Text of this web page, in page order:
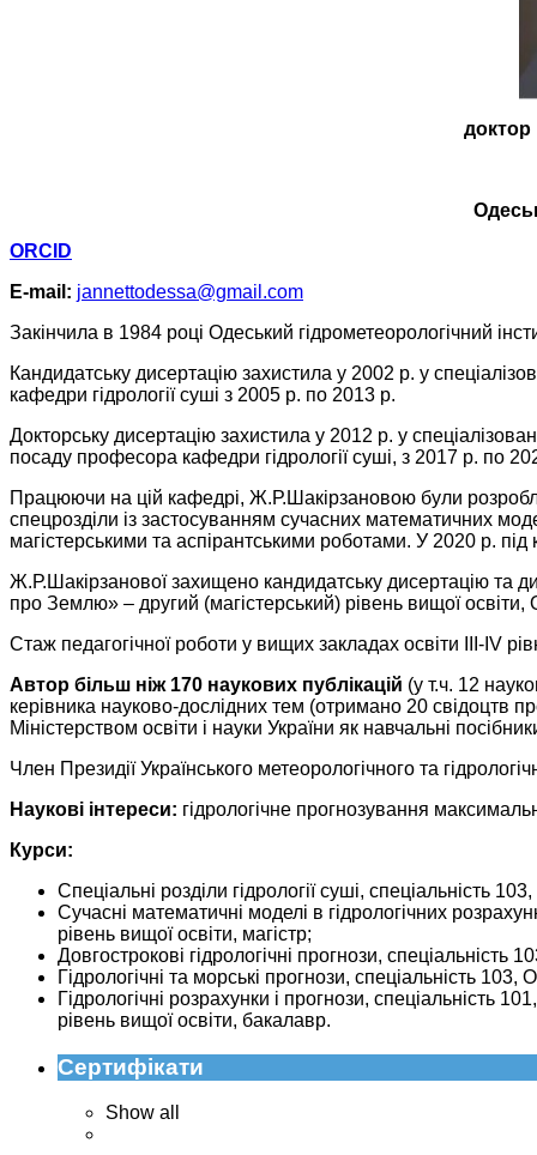
доктор
ORCID
E-mail: jannettodessa@gmail.com
Закінчила в 1984 році Одеський гідрометеорологічний
Кандидатську дисертацію захистила у 2002 p. у
кафедри гідрології суші з 2005 р. по 2013 р.
Докторську дисертацію захистила у 2012 р. у
посаду професора кафедри гідрології суші, з 2017 р. по
Працюючи на цій кафедрі, Ж.Р.Шакірзановою були
спецрозділи із застосуванням сучасних математичних
магістерськими та аспірантськими роботами. У 2020 р. під
Ж.Р.Шакірзанової захищено кандидатську дисертацію та
про Землю» – другий (магістерський) рівень вищої
Стаж педагогічної роботи у вищих закладах освіти III-IV
Автор більш ніж 170 наукових публікацій (у т.ч. 12
керівника науково-дослідних тем (отримано 20 свідоцтв
Міністерством освіти і науки України як навчальні
Член Президії Українського метеорологічного та
Наукові інтереси: гідрологічне прогнозування
Курси:
Спеціальні розділи гідрології суші, спеціальність
Сучасні математичні моделі в гідрологічних
рівень вищої освіти, магістр;
Довгострокові гідрологічні прогнози,
Гідрологічні та морські прогнози, спеціальність
Гідрологічні розрахунки і прогнози,
рівень вищої освіти, бакалавр.
Сертифікати
Show all